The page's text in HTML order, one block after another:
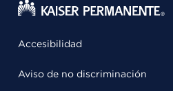
Accesibilidad
Aviso de no discriminación